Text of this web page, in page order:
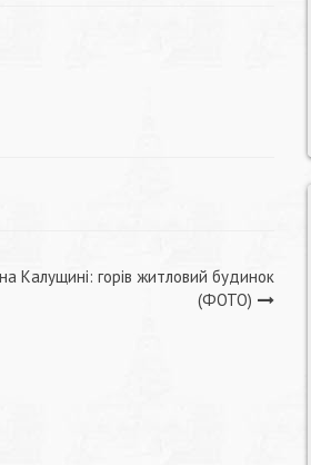
Калущині: горів житловий будинок
(ФОТО)